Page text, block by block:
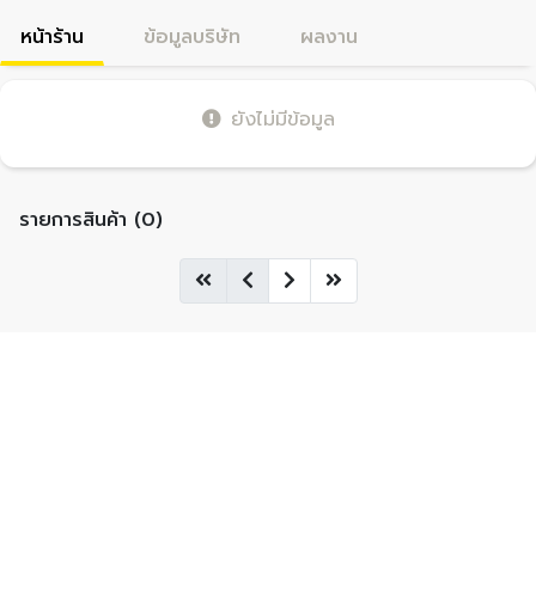
หน้าร้าน ข้อมูลบริษัท ผลงาน
ยังไม่มีข้อมูล
รายการสินค้า (0)